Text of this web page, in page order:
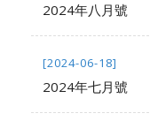
2024年八月號
[2024-06-18]
2024年七月號